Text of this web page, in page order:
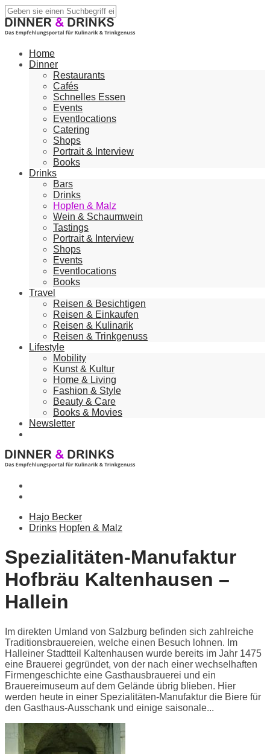
Home
Dinner
Restaurants
Cafés
Schnelles Essen
Events
Eventlocations
Catering
Shops
Portrait & Interview
Books
Drinks
Bars
Drinks
Hopfen & Malz
Wein & Schaumwein
Tastings
Portrait & Interview
Shops
Events
Eventlocations
Books
Travel
Reisen & Besichtigen
Reisen & Einkaufen
Reisen & Kulinarik
Reisen & Trinkgenuss
Lifestyle
Mobility
Kunst & Kultur
Home & Living
Fashion & Style
Beauty & Care
Books & Movies
Newsletter
Hajo Becker
Drinks Hopfen & Malz
Spezialitäten-Manufaktur
Hofbräu Kaltenhausen –
Hallein
Im direkten Umland von Salzburg befinden sich zahlreiche
Traditionsbrauereien, welche einen Besuch lohnen. Im
Halleiner Stadtteil Kaltenhausen wurde bereits im Jahr 1475
eine Brauerei gegründet, von der nach einer wechselhaften
Firmengeschichte eine Gasthausbrauerei und ein
Brauereimuseum auf dem Gelände übrig blieben. Hier
werden heute in einer Spezialitäten-Manufaktur die Biere für
den Gasthaus-Ausschank und einige saisonale...